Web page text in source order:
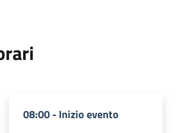
08:00 - Inizio evento